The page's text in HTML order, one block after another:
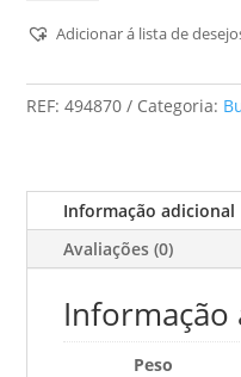
Domino
Sipo
D
Adicionar á lista de
REF:494870 Categoria:
Informação adicional
Avaliações (0)
Informação
Peso